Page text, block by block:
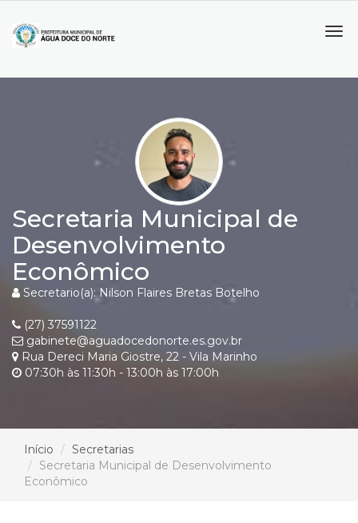
Secretaria Municipal de
Desenvolvimento
Econômico
Secretario(a): Nilson Flaires Bretas Botelho
(27) 37591122
gabinete@aguadocedonorte.es.gov.br
Rua Dereci Maria Giostre, 22 - Vila Marinho
07:30h às 11:30h - 13:00h às 17:00h
Início
Secretarias
Secretaria Municipal de Desenvolvimento
Econômico